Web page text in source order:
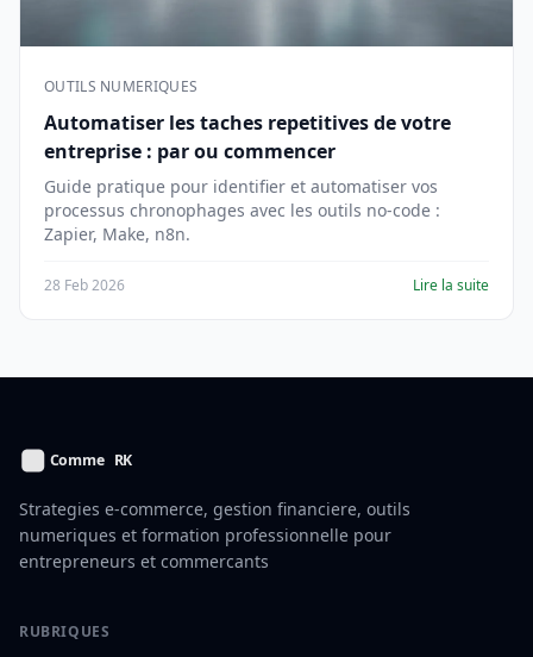
OUTILS NUMERIQUES
Automatiser les taches repetitives de votre
entreprise : par ou commencer
Guide pratique pour identifier et automatiser vos
processus chronophages avec les outils no-code :
Zapier, Make, n8n.
28 Feb 2026 Lire la suite
Strategies e-commerce, gestion financiere, outils
numeriques et formation professionnelle pour
entrepreneurs et commercants
RUBRIQUES